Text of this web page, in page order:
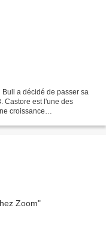
a décidé de passer sa
Castore est l'une des
croissance